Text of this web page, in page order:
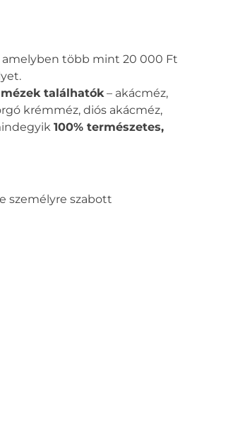
amelyben több mint 20 000 Ft
találhatók– akácméz,
krémméz, diós akácméz,
100% természetes,
személyre szabott